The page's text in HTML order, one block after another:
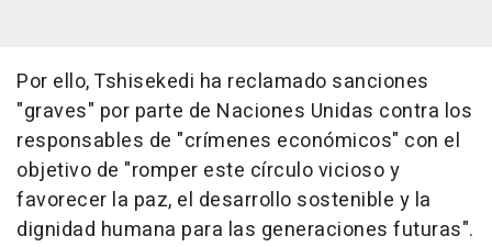
Por ello, Tshisekedi ha reclamado sanciones
"graves" por parte de Naciones Unidas contra los
responsables de "crímenes económicos" con el
objetivo de "romper este círculo vicioso y
favorecer la paz, el desarrollo sostenible y la
dignidad humana para las generaciones futuras".